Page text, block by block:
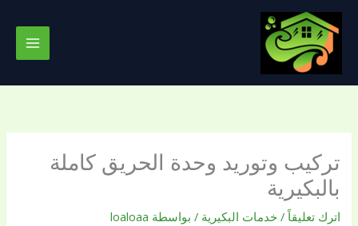
تخطي
المحتوى
تركيب وتوريد وحدة الحريق كاملة
بالبكيرية
اترك تعليقاً / خدمات البكيرية / بواسطة loaloaa